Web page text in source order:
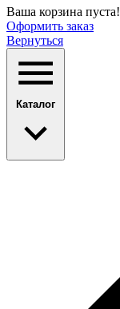
Ваша корзина пуста!
Оформить заказ
Вернуться
Каталог